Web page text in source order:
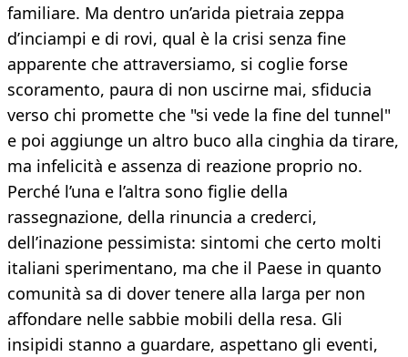
familiare. Ma dentro un’arida pietraia zeppa
d’inciampi e di rovi, qual è la crisi senza fine
apparente che attraversiamo, si coglie forse
scoramento, paura di non uscirne mai, sfiducia
verso chi promette che "si vede la fine del tunnel"
e poi aggiunge un altro buco alla cinghia da tirare,
ma infelicità e assenza di reazione proprio no.
Perché l’una e l’altra sono figlie della
rassegnazione, della rinuncia a crederci,
dell’inazione pessimista: sintomi che certo molti
italiani sperimentano, ma che il Paese in quanto
comunità sa di dover tenere alla larga per non
affondare nelle sabbie mobili della resa. Gli
insipidi stanno a guardare, aspettano gli eventi,